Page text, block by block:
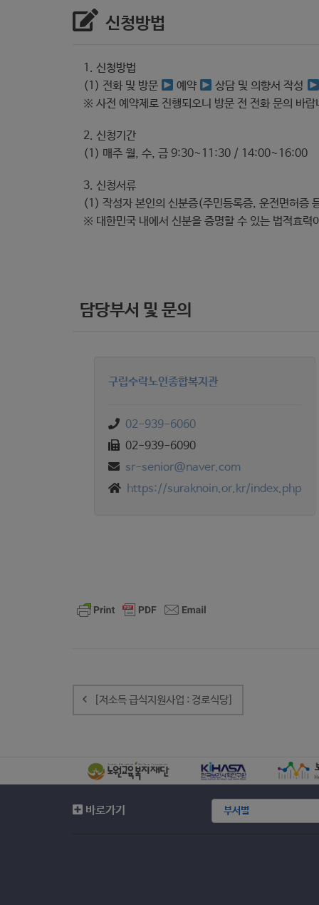
신청방법
1. 신청방법
(1) 전화 및 방문
예약 상담 및 의향서 작성
※ 사전 예약제로 진행되오니 방문 전 전화 문의 바랍
2. 신청기간
(1) 매주 월, 수, 금 9:30~11:30 / 14:00~16:00
3. 신청서류
(1) 작성자 본인의 신분증(주민등록증, 운전면허증
※ 대한민국 내에서 신분을 증명할 수 있는 법적효력
담당부서 및 문의
구립수락노인종합복지관
02-939-6060
02-939-6090
sr-senior@naver.com
https://suraknoin.or.kr/index.php
내
비
[저소득 급식지원사업 : 경로식당]
바로가기